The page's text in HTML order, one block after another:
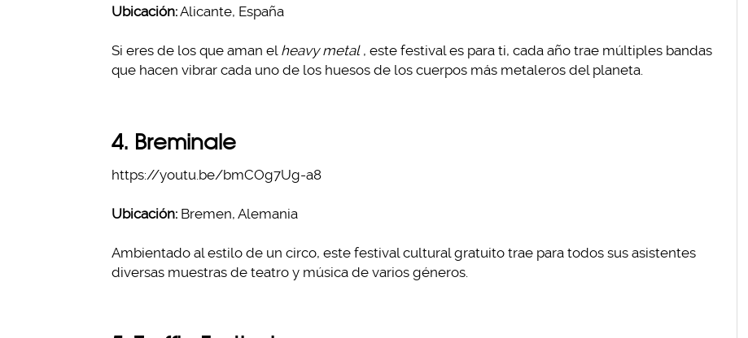
Ubicación:Alicante, España
Si eres de los que aman el heavy metal , este festival es para ti, cada año trae múltiples bandas
que hacen vibrar cada uno de los huesos de los cuerpos más metaleros del planeta.
4. Breminale
https://youtu.be/bmCOg7Ug-a8
Ubicación: Bremen, Alemania
Ambientado al estilo de un circo, este festival cultural gratuito trae para todos sus asistentes
diversas muestras de teatro y música de varios géneros.